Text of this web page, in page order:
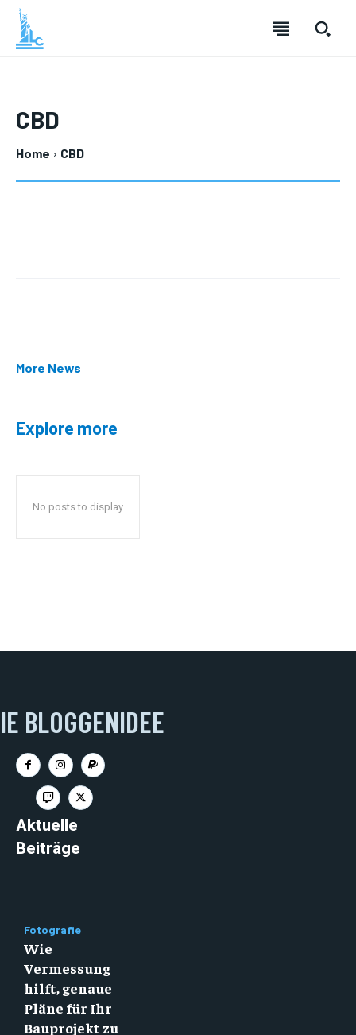
CBD
Home CBD
More News
Explore more
No posts to display
BLOGGENIDEE
Aktuelle
Beiträge
Fotografie
Wie
Vermessung
hilft, genaue
Pläne für Ihr
Bauprojekt zu